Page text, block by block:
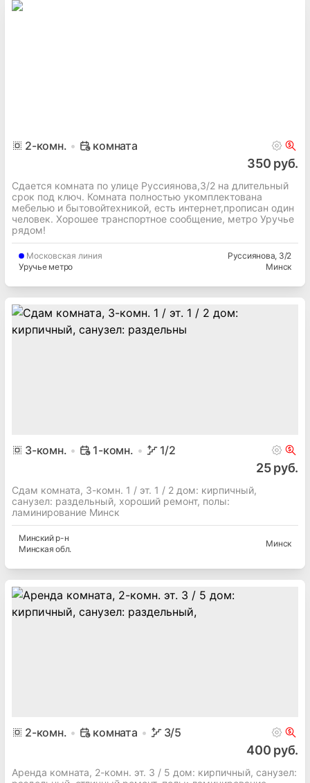
2-комн. комната
350 руб.
Сдается комната по улице Руссиянова,3/2 на длительный
срок под ключ. Комната полностью укомплектована
мебелью и бытовойтехникой, есть интернет,прописан один
человек. Хорошее транспортное сообщение, метро Уручье
рядом!
Московская линия
Уручье метро
Руссиянова, 3/2
Минск
3-комн. 1-комн. 1/2
25 руб.
Сдам комната, 3-комн. 1 / эт. 1 / 2 дом: кирпичный,
cанузел: раздельный, хороший ремонт, полы:
ламинирование Минск
Минскийр-н
Минская обл.
Минск
2-комн. комната 3/5
400 руб.
Аренда комната, 2-комн. эт. 3 / 5 дом: кирпичный, cанузел: